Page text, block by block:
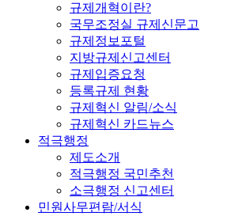
규제개혁이란?
국무조정실 규제신문고
규제정보포털
지방규제신고센터
규제입증요청
등록규제 현황
규제혁신 알림/소식
규제혁신 카드뉴스
적극행정
제도소개
적극행정 국민추천
소극행정 신고센터
민원사무편람/서식